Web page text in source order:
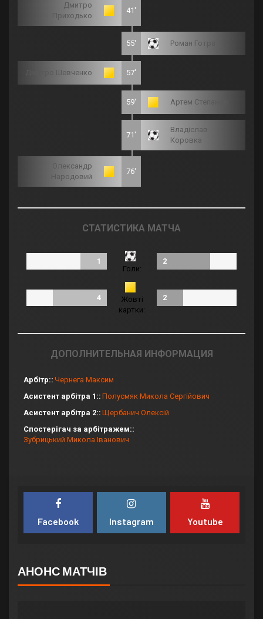
Дмитро
Приходько
41'
55' Роман Готра
Дмитро Шевченко 57'
59' Артем Степанов
71'
Владіслав
Коровка
Олександр
Народовий
76'
СТАТИСТИКА МАТЧА
1
Голи:
2
4
Жовті
картки:
2
ДОПОЛНИТЕЛЬНАЯ ИНФОРМАЦИЯ
Арбітр: Чернега Максим
Асистент арбітра 1: Полусмяк Микола Сергійович
Асистент арбітра 2: Щербанич Олексій
Спостерігач за арбітражем:
Зубрицький Микола Іванович
Facebook Instagram Youtube
АНОНС МАТЧІВ